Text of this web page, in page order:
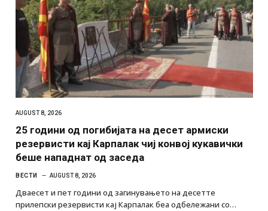
AUGUST 8, 2026
25 години од погибијата на десет армиски
резервисти кај Карпалак чиј конвој кукавички
беше нападнат од заседа
ВЕСТИ AUGUST 8, 2026
Дваесет и пет години од загинувањето на десетте
прилепски резервисти кај Карпалак беа одбележани со…